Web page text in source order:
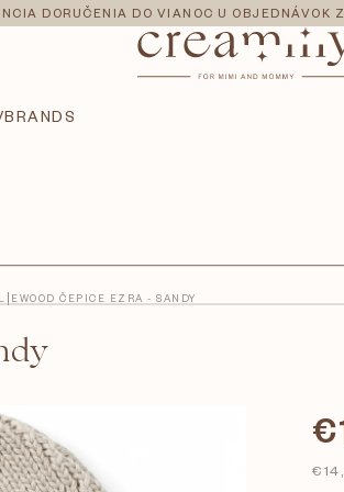
DORUČENIA DO VIANOC U OBJEDNÁVOK
BRANDS
LIEWOOD ČEPICE EZRA - SANDY